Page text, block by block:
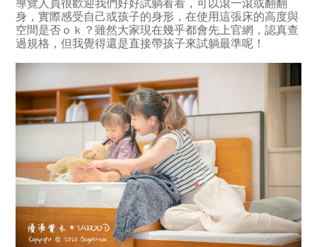
導覽人員很歡迎我們好好試躺看看，可以滾一滾或翻翻
身，實際感受自己或孩子的身形，在使用這張床的高度與
空間是否ｏｋ？雖然大家現在幾乎都會先上官網，認真查
過規格，但我覺得還是直接帶孩子來試躺最準呢！